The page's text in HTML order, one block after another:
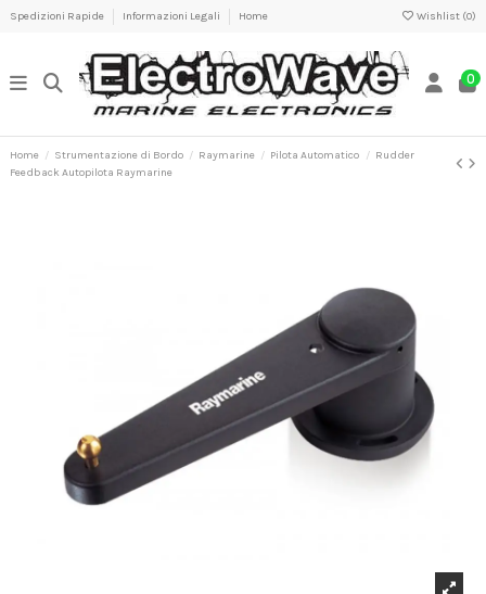
Spedizioni Rapide Informazioni Legali Home Wishlist (0)
0
Home Strumentazione di Bordo Raymarine Pilota Automatico
Rudder
Feedback Autopilota Raymarine